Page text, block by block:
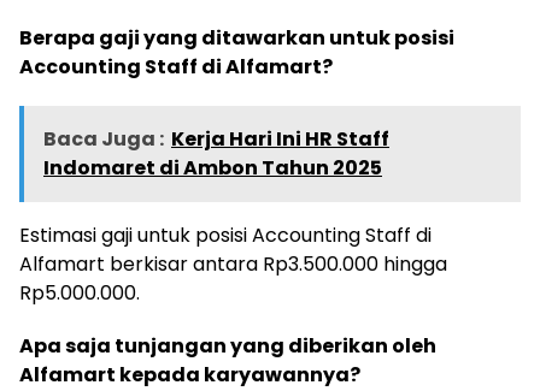
Berapa gaji yang ditawarkan untuk posisi
Accounting Staff di Alfamart?
Baca Juga : Kerja Hari Ini HR Staff
Indomaret di Ambon Tahun 2025
Estimasi gaji untuk posisi Accounting Staff di
Alfamart berkisar antara Rp3.500.000 hingga
Rp5.000.000.
Apa saja tunjangan yang diberikan oleh
Alfamart kepada karyawannya?